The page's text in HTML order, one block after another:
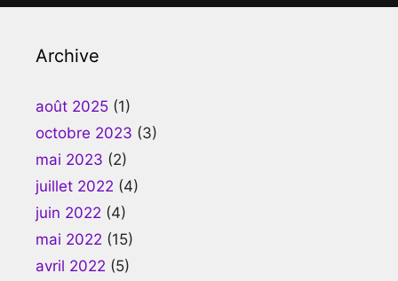
Archive
août 2025 (1)
octobre 2023 (3)
mai 2023 (2)
juillet 2022 (4)
juin 2022 (4)
mai 2022 (15)
avril 2022 (5)